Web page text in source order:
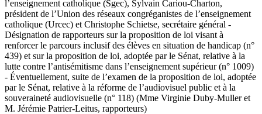
l’enseignement catholique (Sgec), Sylvain Cariou-Charton,
président de l’Union des réseaux congréganistes de l’enseignement
catholique (Urcec) et Christophe Schietse, secrétaire général -
Désignation de rapporteurs sur la proposition de loi visant à
renforcer le parcours inclusif des élèves en situation de handicap (n°
439) et sur la proposition de loi, adoptée par le Sénat, relative à la
lutte contre l’antisémitisme dans l’enseignement supérieur (n° 1009)
- Éventuellement, suite de l’examen de la proposition de loi, adoptée
par le Sénat, relative à la réforme de l’audiovisuel public et à la
souveraineté audiovisuelle (n° 118) (Mme Virginie Duby-Muller et
M. Jérémie Patrier-Leitus, rapporteurs)